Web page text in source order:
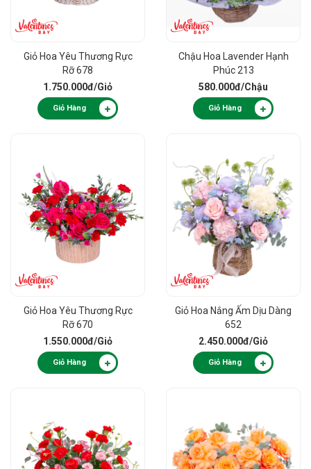
Giỏ Hoa Yêu Thương Rực
Rỡ 678
1.750.000đ/Giỏ
Giỏ Hàng
Chậu Hoa Lavender Hạnh
Phúc 213
580.000đ/Chậu
Giỏ Hàng
Giỏ Hoa Yêu Thương Rực
Rỡ 670
1.550.000đ/Giỏ
Giỏ Hàng
Giỏ Hoa Nắng Ấm Dịu Dàng
652
2.450.000đ/Giỏ
Giỏ Hàng